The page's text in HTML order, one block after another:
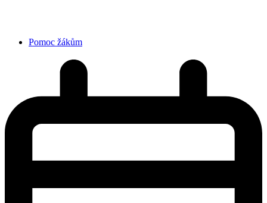
Pomoc žákům